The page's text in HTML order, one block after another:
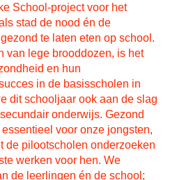
School-project voor het
stad de nood én de
te laten eten op school.
van lege brooddozen, is het
en hun
in de basisscholen in
dit schooljaar ook aan de slag
onderwijs. Gezond
voor onze jongsten,
de pilootscholen onderzoeken
werken voor hen. We
de leerlingen én de school;